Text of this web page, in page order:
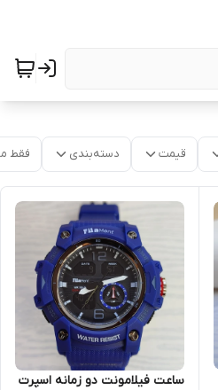
قیمت دسته‌بندی فقط
ساعت فیلامونت دو زمانه اسپرت